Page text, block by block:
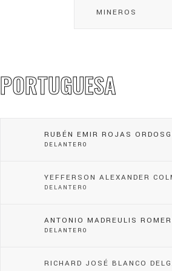
MINEROS
PORTUGUESA
RUBÉN EMIR ROJAS
DELANTERO
YEFFERSON ALEXANDER
DELANTERO
ANTONIO MADREULIS
DELANTERO
RICHARD JOSÉ BLANCO